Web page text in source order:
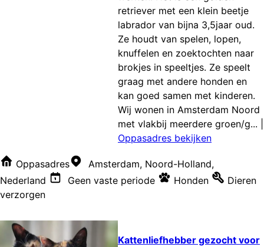
retriever met een klein beetje
labrador van bijna 3,5jaar oud.
Ze houdt van spelen, lopen,
knuffelen en zoektochten naar
brokjes in speeltjes. Ze speelt
graag met andere honden en
kan goed samen met kinderen.
Wij wonen in Amsterdam Noord
met vlakbij meerdere groen/g...
Oppasadres bekijken
Oppasadres
Amsterdam, Noord-Holland,
Nederland
Geen vaste periode Honden
Dieren
verzorgen
Kattenliefhebber gezocht voor